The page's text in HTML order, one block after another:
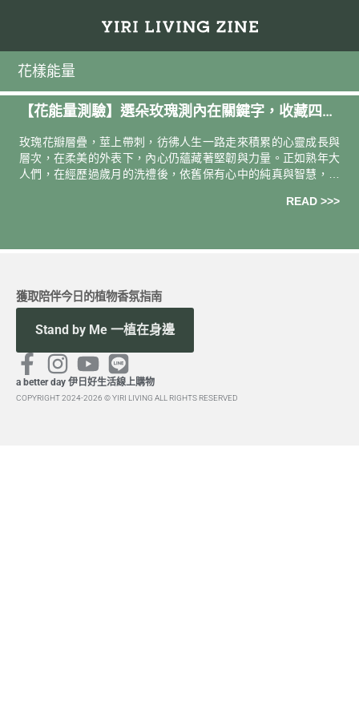
花樣能量
【花能量測驗】選朵玫瑰測內在關鍵字，收藏四款
玫瑰花瓣層疊，莖上帶刺，彷彿人生一路走來積累的心靈成長與
層次，在柔美的外表下，內心仍蘊藏著堅韌與力量。正如熟年大
人們，在經歷過歲月的洗禮後，依舊保有心中的純真與智慧，在
READ >>>
a better day 伊日好生活線上購物
COPYRIGHT 2024-2026 © YIRI LIVING ALL RIGHTS RESERVED
獲取陪伴今日的植物香氛指南
Stand by Me 一植在身邊